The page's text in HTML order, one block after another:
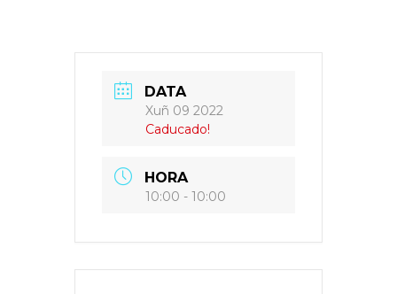
DATA
Xuñ 09 2022
Caducado!
HORA
10:00 - 10:00